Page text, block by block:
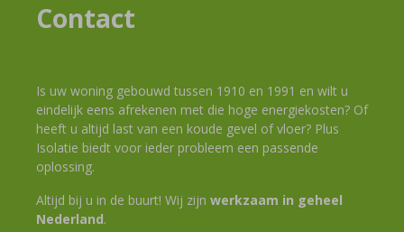
Contact
Is uw woning gebouwd tussen 1910 en 1991 en wilt u
eindelijk eens afrekenen met die hoge energiekosten? Of
heeft u altijd last van een koude gevel of vloer? Plus
Isolatie biedt voor ieder probleem een passende
oplossing.
Altijd bij u in de buurt! Wij zijn werkzaam in geheel
Nederland.